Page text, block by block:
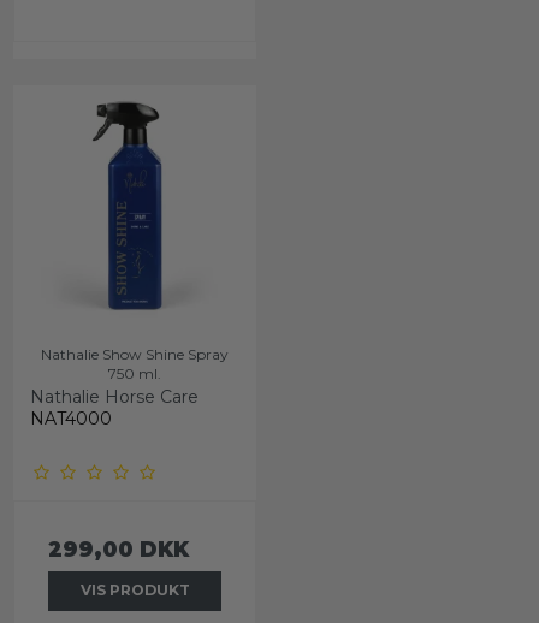
Nathalie Show Shine Spray
750 ml.
Nathalie Horse Care
NAT4000
299,00 DKK
VIS PRODUKT